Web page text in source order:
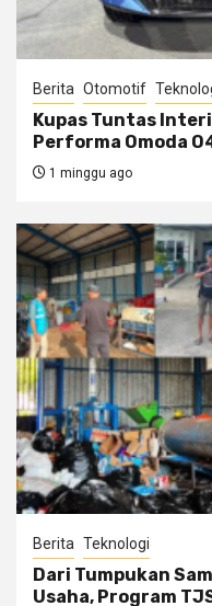
Berita Otomotif
Kupas Tuntas
Performa Omoda
1 minggu ago
Berita Teknologi
Dari Tumpukan
Usaha, Program